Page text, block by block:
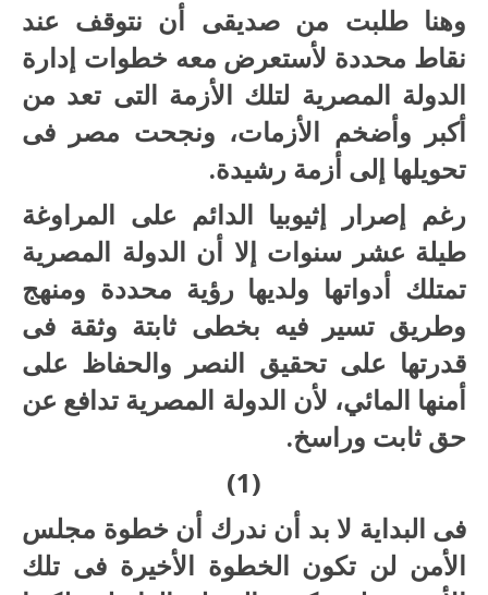
وهنا طلبت من صديقى أن نتوقف عند
نقاط محددة لأستعرض معه خطوات إدارة
الدولة المصرية لتلك الأزمة التى تعد من
أكبر وأضخم الأزمات، ونجحت مصر فى
تحويلها إلى أزمة رشيدة.
رغم إصرار إثيوبيا الدائم على المراوغة
طيلة عشر سنوات إلا أن الدولة المصرية
تمتلك أدواتها ولديها رؤية محددة ومنهج
وطريق تسير فيه بخطى ثابتة وثقة فى
قدرتها على تحقيق النصر والحفاظ على
أمنها المائي، لأن الدولة المصرية تدافع عن
حق ثابت وراسخ.
فى البداية لا بد أن ندرك أن خطوة مجلس
الأمن لن تكون الخطوة الأخيرة فى تلك